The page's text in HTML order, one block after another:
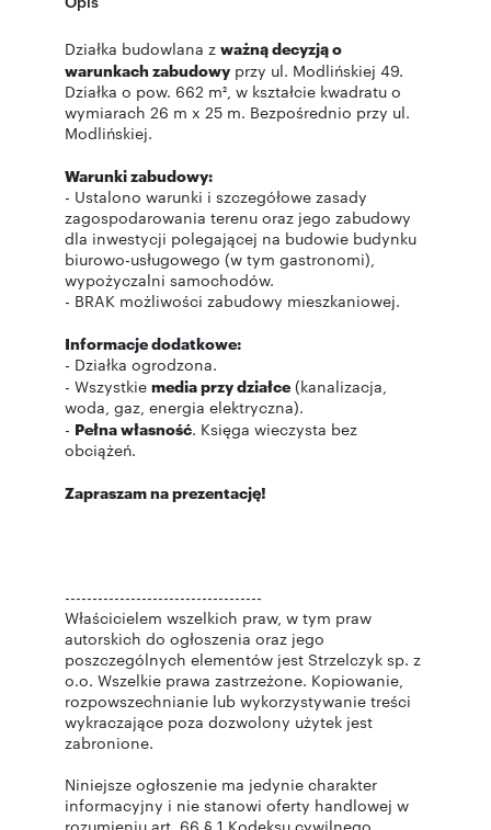
Działka budowlana z ważną decyzją o
warunkach zabudowy przy ul. Modlińskiej 49.
Działka o pow. 662 m², w kształcie kwadratu o
wymiarach 26 m x 25 m. Bezpośrednio przy ul.
Modlińskiej.
Warunki zabudowy:
- Ustalono warunki i szczegółowe zasady
zagospodarowania terenu oraz jego zabudowy
dla inwestycji polegającej na budowie budynku
biurowo-usługowego (w tym gastronomi),
wypożyczalni samochodów.
- BRAK możliwości zabudowy mieszkaniowej.
Informacje dodatkowe:
- Działka ogrodzona.
- Wszystkie media przy działce (kanalizacja,
woda, gaz, energia elektryczna).
- Pełna własność. Księga wieczysta bez
obciążeń.
Zapraszam na prezentację!
------------------------------------
Właścicielem wszelkich praw, w tym praw
autorskich do ogłoszenia oraz jego
poszczególnych elementów jest Strzelczyk sp. z
o.o. Wszelkie prawa zastrzeżone. Kopiowanie,
rozpowszechnianie lub wykorzystywanie treści
wykraczające poza dozwolony użytek jest
zabronione.
Niniejsze ogłoszenie ma jedynie charakter
informacyjny i nie stanowi oferty handlowej w
rozumieniu art. 66 § 1 Kodeksu cywilnego.